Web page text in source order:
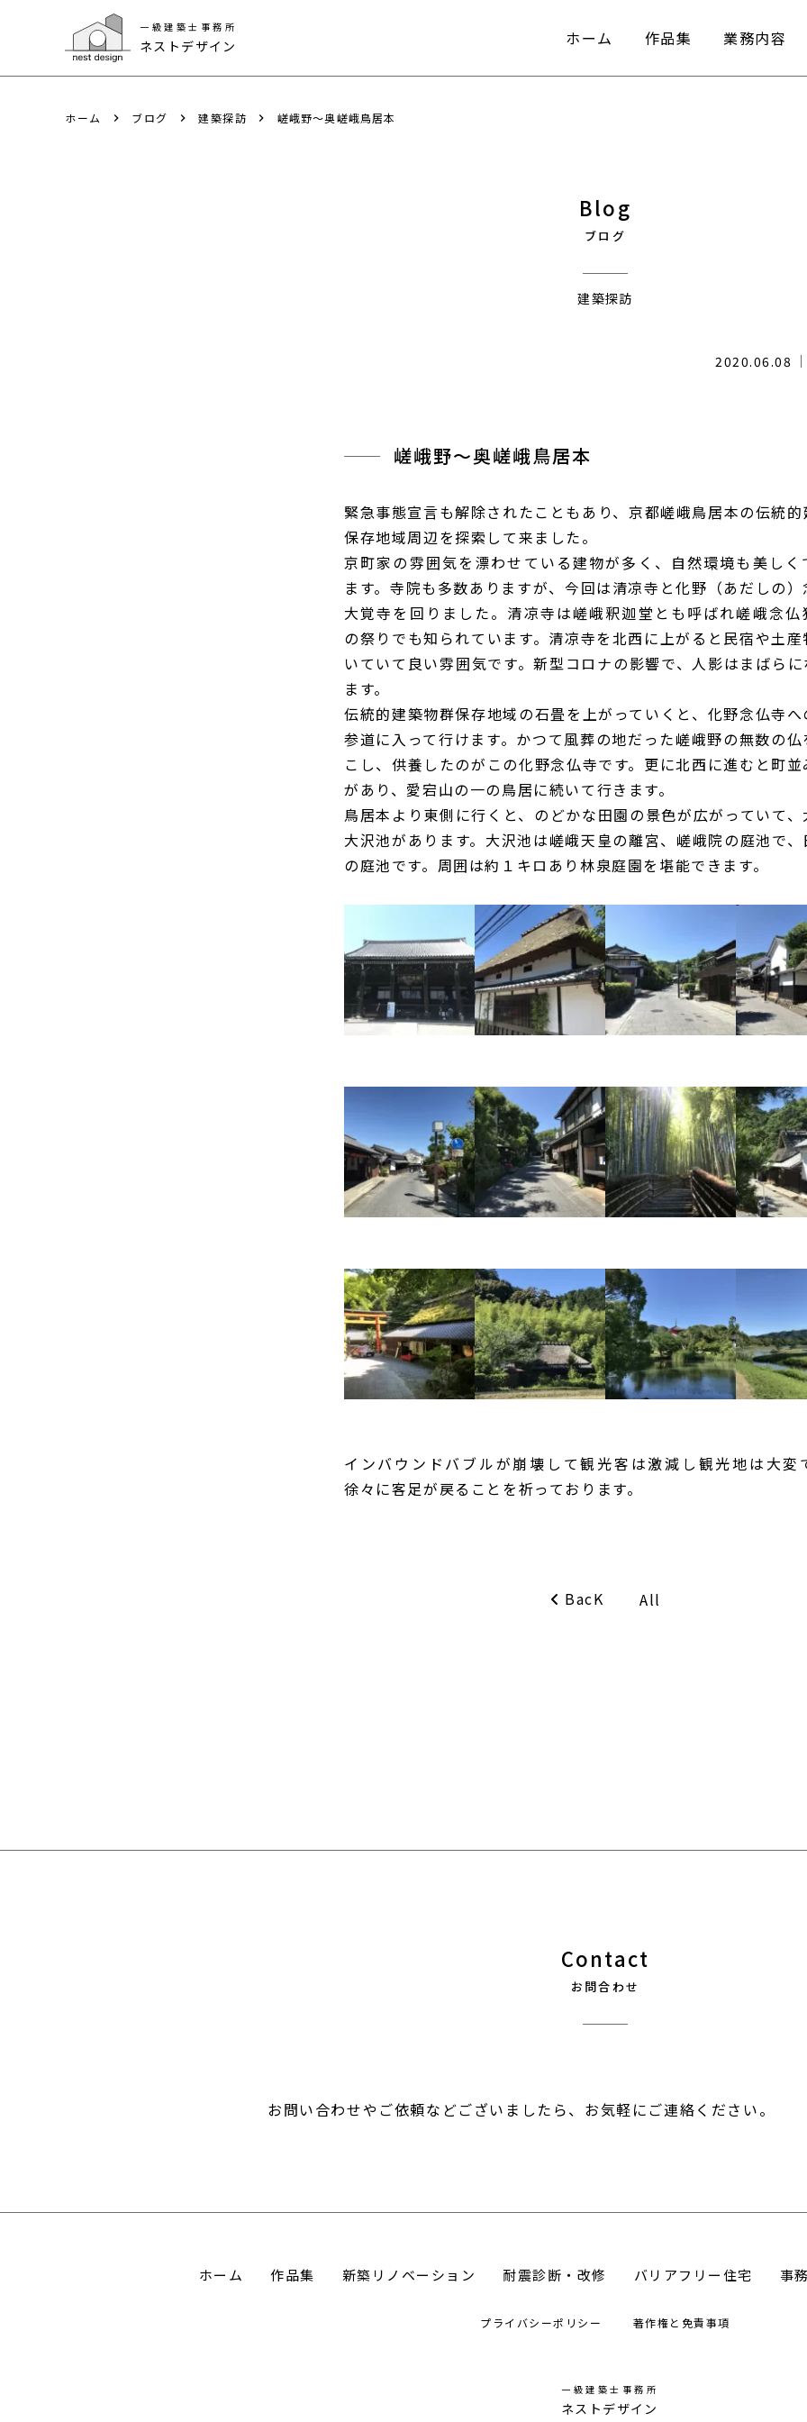
一級建築士事務所
ネストデザイン ホーム 作品集 業務内容
一級建築士事務所
ネストデザイン ホーム 作品集 業務内容
ホーム ブログ 建築探訪 嵯峨野〜奥嵯峨鳥居本
Blog
ブログ
建築探訪
2020.06.08
嵯峨野〜奥嵯峨鳥居本
緊急事態宣言も解除されたこともあり、京都嵯峨鳥居本の伝統
保存地域周辺を探索して来ました。
京町家の雰囲気を漂わせている建物が多く、自然環境も美しく
ます。寺院も多数ありますが、今回は清凉寺と化野（あだしの
大覚寺を回りました。清凉寺は嵯峨釈迦堂とも呼ばれ嵯峨念仏
の祭りでも知られています。清凉寺を北西に上がると民宿や土
いていて良い雰囲気です。新型コロナの影響で、人影はまばら
ます。
伝統的建築物群保存地域の石畳を上がっていくと、化野念仏寺
参道に入って行けます。かつて風葬の地だった嵯峨野の無数の
こし、供養したのがこの化野念仏寺です。更に北西に進むと町
があり、愛宕山の一の鳥居に続いて行きます。
鳥居本より東側に行くと、のどかな田園の景色が広がっていて
大沢池があります。大沢池は嵯峨天皇の離宮、嵯峨院の庭池で
の庭池です。周囲は約１キロあり林泉庭園を堪能できます。
インバウンドバブルが崩壊して観光客は激減し観光地は大変
徐々に客足が戻ることを祈っております。
BacK All
Contact
お問合わせ
お問い合わせやご依頼などございましたら、お気軽にご連絡ください。
ホーム 作品集 新築リノベーション 耐震診断・改修 バリアフリー住宅 事
プライバシーポリシー 著作権と免責事項
一級建築士事務所
ネストデザイン